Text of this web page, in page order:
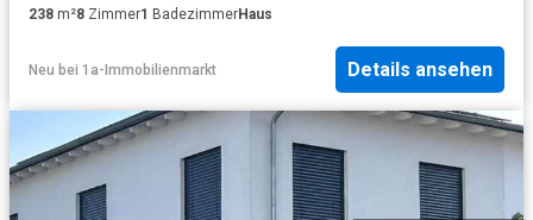
238 m²8 Zimmer1 BadezimmerHaus
Neu bei 1a-Immobilienmarkt Details ansehen